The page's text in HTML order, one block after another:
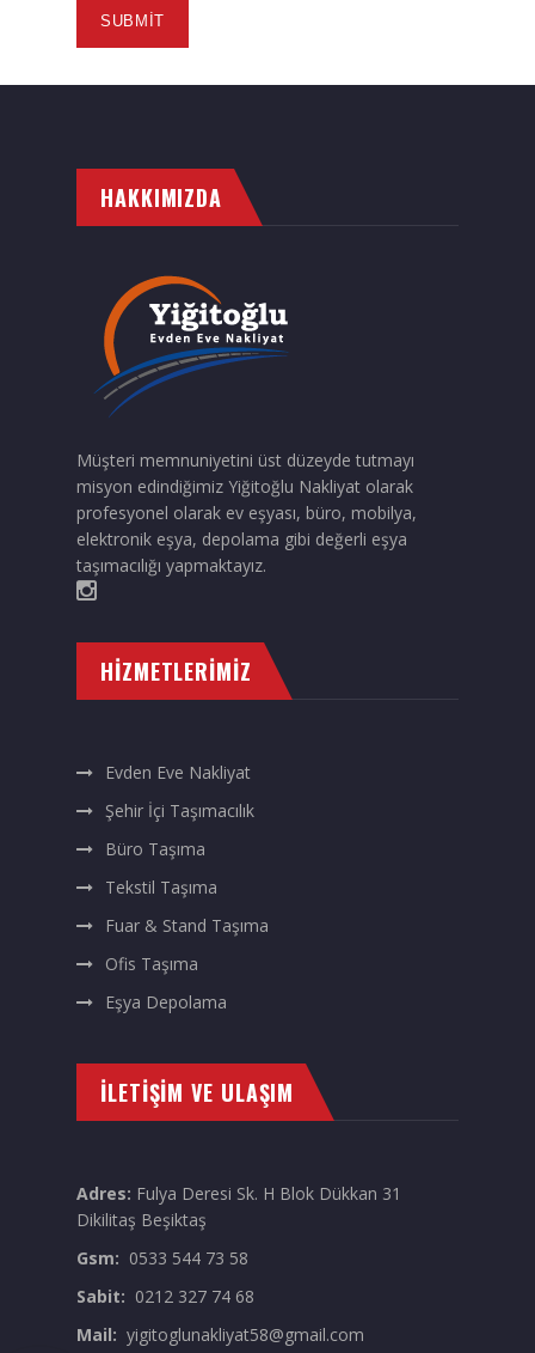
HAKKIMIZDA
Müşteri memnuniyetini üst düzeyde tutmayı
misyon edindiğimiz Yiğitoğlu Nakliyat olarak
profesyonel olarak ev eşyası, büro, mobilya,
elektronik eşya, depolama gibi değerli eşya
taşımacılığı yapmaktayız.
HIZMETLERIMIZ
Evden Eve Nakliyat
Şehir İçi Taşımacılık
Büro Taşıma
Tekstil Taşıma
Fuar & Stand Taşıma
Ofis Taşıma
Eşya Depolama
İLETIŞIM VE ULAŞIM
Adres: Fulya Deresi Sk. H Blok Dükkan 31
Dikilitaş Beşiktaş
Gsm: 0533 544 73 58
Sabit: 0212 327 74 68
Mail: yigitoglunakliyat58@gmail.com